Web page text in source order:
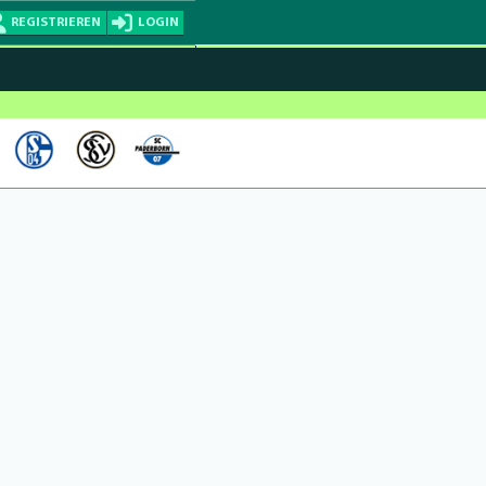
REGISTRIEREN LOGIN